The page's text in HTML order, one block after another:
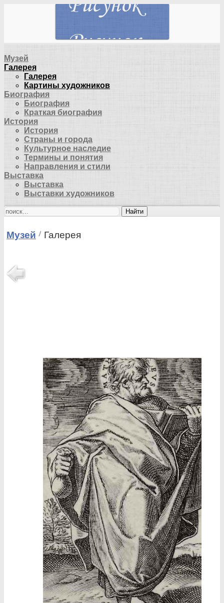
Музей
Галерея
Галерея
Картины художников
Биография
Биография
Краткая биография
История
История
Страны и города
Культурное наследие
Термины и понятия
Направления и стили
Выставка
Выставка
Выставки художников
Найти
Музей Галерея